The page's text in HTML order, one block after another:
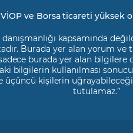
ve Borsa ticareti yüksek
kapsamında
Burada yer alan yorum
burada yer alan bilgilere
bilgilerin kullanılması
kişilerin
tutulamaz.”